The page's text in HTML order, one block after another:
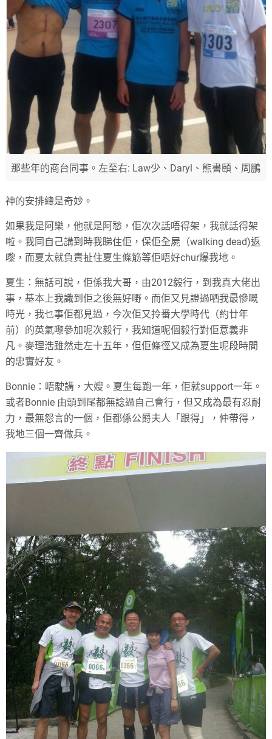
那些年的商台同事。左至右: Law少、Daryl、熊書頤、周鵬
神的安排總是奇妙。
如果我是阿樂，他就是阿愁，佢次次話唔得架，我就話得架
啦。我同自己講到時我睇住佢，保佢全屍（walking dead)返
嚟，而夏太就負責扯住夏生條筋等佢唔好chur爆我地。
夏生：無話可說，佢係我大哥，由2012毅行，到我真大佬出
事，基本上我識到佢之後無好嘢。而佢又見證過哂我最慘嘅
時光，我乜事佢都見過，今次佢又拎番大學時代（約廿年
前）的英氣嚟參加呢次毅行，我知道呢個毅行對佢意義非
凡。麥理浩雖然走左十五年，但佢條徑又成為夏生呢段時間
的忠實好友。
Bonnie：唔駛講，大嫂。夏生每跑一年，佢就support一年。
或者Bonnie 由頭到尾都無諗過自己會行，但又成為最有忍耐
力，最無怨言的一個，佢都係公爵夫人「跟得」，仲帶得，
我地三個一齊做兵。